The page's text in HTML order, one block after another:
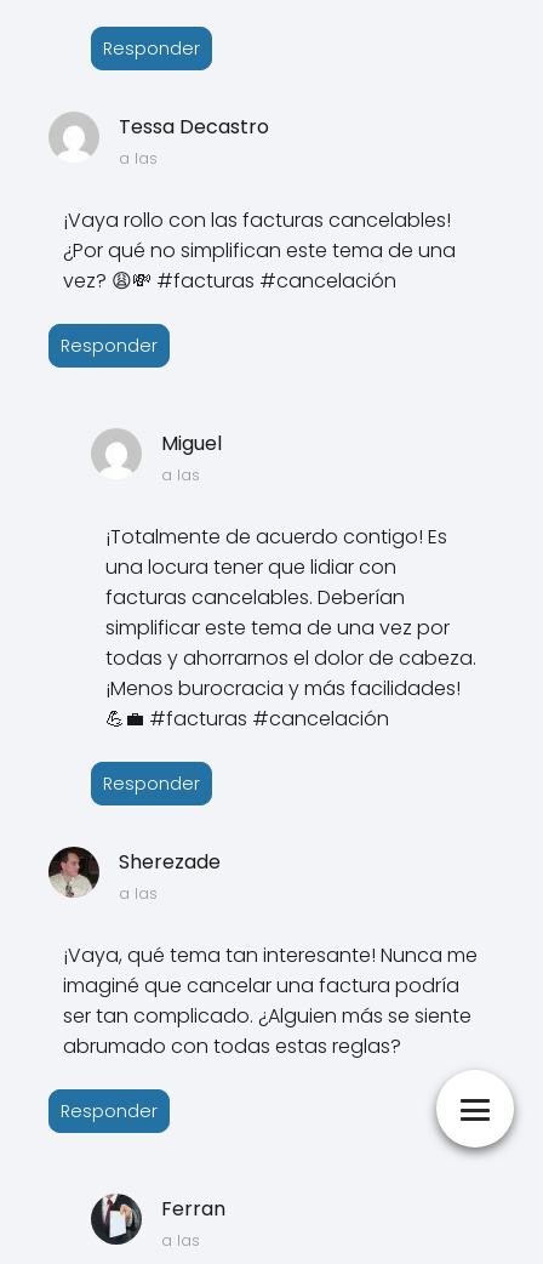
Responder
Tessa Decastro
a las
¡Vaya rollo con las facturas cancelables!
¿Por qué no simplifican este tema de una
vez? 😩💸 #facturas #cancelación
Responder
Miguel
a las
¡Totalmente de acuerdo contigo! Es
una locura tener que lidiar con
facturas cancelables. Deberían
simplificar este tema de una vez por
todas y ahorrarnos el dolor de cabeza.
¡Menos burocracia y más facilidades!
💪💼 #facturas #cancelación
Responder
Sherezade
a las
¡Vaya, qué tema tan interesante! Nunca me
imaginé que cancelar una factura podría
ser tan complicado. ¿Alguien más se siente
abrumado con todas estas reglas?
Responder
Ferran
a las